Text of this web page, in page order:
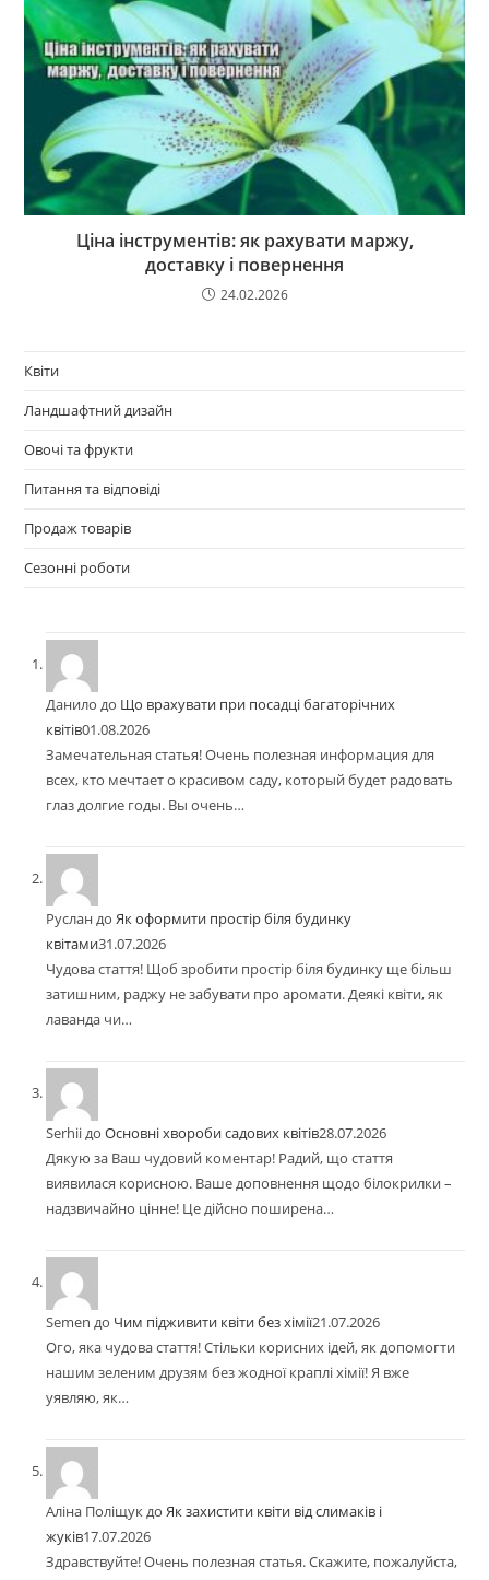
Ціна інструментів: як рахувати маржу,
доставку і повернення
24.02.2026
Квіти
Ландшафтний дизайн
Овочі та фрукти
Питання та відповіді
Продаж товарів
Сезонні роботи
Данило до Що врахувати при посадці багаторічних
квітів01.08.2026
Замечательная статья! Очень полезная информация для
всех, кто мечтает о красивом саду, который будет радовать
глаз долгие годы. Вы очень…
Руслан доЯк оформити простір біля будинку
квітами31.07.2026
Чудова стаття! Щоб зробити простір біля будинку ще більш
затишним, раджу не забувати про аромати. Деякі квіти, як
лаванда чи…
SerhiiдоОсновні хвороби садових квітів28.07.2026
Дякую за Ваш чудовий коментар! Радий, що стаття
виявилася корисною. Ваше доповнення щодо білокрилки –
надзвичайно цінне! Це дійсно поширена…
Semen до Чим підживити квіти без хімії21.07.2026
Ого, яка чудова стаття! Стільки корисних ідей, як допомогти
нашим зеленим друзям без жодної краплі хімії! Я вже
уявляю, як…
Аліна ПоліщукдоЯк захистити квіти від слимаків і
жуків17.07.2026
Здравствуйте! Очень полезная статья. Скажите, пожалуйста,